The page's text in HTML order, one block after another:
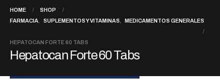
HOME
SHOP
FARMACIA
SUPLEMENTOS Y VITAMINAS MEDICAMENTOS GENERALES
HEPATOCAN FORTE 60 TABS
Hepatocan Forte 60 Tabs